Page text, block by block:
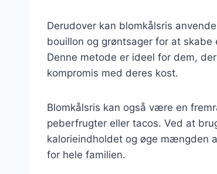
Derudover kan blomkålsris
bouillon og grøntsager for at
Denne metode er ideel for dem,
kompromis med deres kost.
Blomkålsris kan også være en
peberfrugter eller tacos. Ved at
kalorieindholdet og øge mængden
for hele familien.